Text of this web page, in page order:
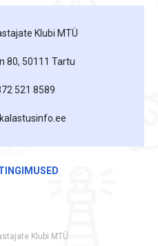
Klubi MTÜ
80, 50111 Tartu
521 8589
Klubi MTÜ